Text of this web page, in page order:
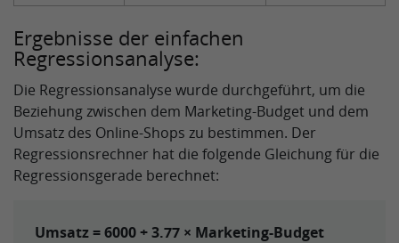
Ergebnisse der einfachen
Regressionsanalyse:
Die Regressionsanalyse wurde durchgeführt, um die
Beziehung zwischen dem Marketing-Budget und dem
Umsatz des Online-Shops zu bestimmen. Der
Regressionsrechner hat die folgende Gleichung für die
Regressionsgerade berechnet:
Umsatz = 6000 + 3.77 × Marketing-Budget